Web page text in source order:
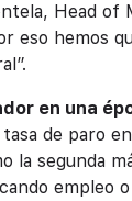
Head
eso hemos
en una
de paro
la segunda
empleo